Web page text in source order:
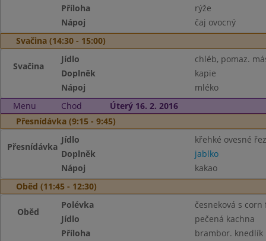
Příloha
rýže
Nápoj
čaj ovocný
Svačina (14:30 - 15:00)
Svačina
Jídlo
chléb, pomaz.
Doplněk
kapie
Nápoj
mléko
Menu
Chod
Úterý 16. 2. 2016
Přesnídávka (9:15 - 9:45)
Přesnídávka
Jídlo
křehké ovesné
Doplněk
jablko
Nápoj
kakao
Oběd (11:45 - 12:30)
Oběd
Polévka
česneková s corn
Jídlo
pečená kachna
Příloha
brambor. knedlík